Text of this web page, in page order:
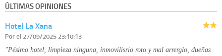
Derechos:tiene derecho a saber qué información tenemos sobre usted,
disponible en nuestra página web.
Información complementaria:
ÚLTIMAS OPINIONES
Hotel La Xana
Porel 27/09/2025 23:10:13
"Pésimo hotel, limpieza ninguna, inmovilisrio roto y mal arrerglo, dueñas